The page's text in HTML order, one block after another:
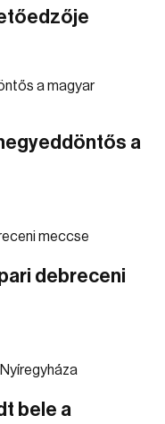
a
debreceni
bele a